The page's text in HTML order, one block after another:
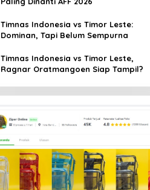
Timnas Indonesia vs Timor Leste:
Dominan, Tapi Belum Sempurna
Timnas Indonesia vs Timor Leste,
Ragnar Oratmangoen Siap Tampil?